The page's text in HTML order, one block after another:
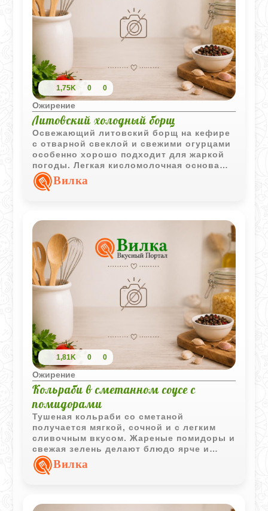
1,75K 0 0
Ожирение
Литовский холодный борщ
Освежающий литовский борщ на кефире
с отварной свеклой и свежими огурцами
особенно хорошо подходит для жаркой
погоды. Легкая кисломолочная основа
делает суп прохладным, ярким и очень
домашним.
Вилка
1,81K 0 0
Ожирение
Кольраби в сметанном соусе с
помидорами
Тушеная кольраби со сметаной
получается мягкой, сочной и с легким
сливочным вкусом. Жареные помидоры и
свежая зелень делают блюдо ярче и
ароматнее.
Вилка